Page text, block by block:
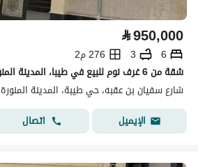
⃁950,000
6
3
276 م2
شقة من 6 غرف نوم للبيع في طيبا، المدينة المنورة
شارع سفيان بن عقبه، حي طيبة، المدينة المنورة
الإيميل
اتصال